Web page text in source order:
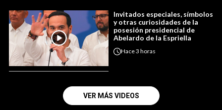
Invitados especiales, símbolos
y otras curiosidades de la
posesión presidencial de
Abelardo de la Espriella
Hace3 horas
VER MÁS VIDEOS